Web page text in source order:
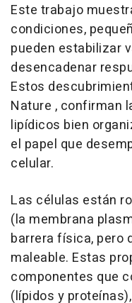
Este trabajo
condiciones,
pueden estabilizar
desencadenar
Estos
Nature , confirman
lipídicos bien
el papel que
celular.
Las células están
(la membrana
barrera física, pero
maleable. Estas
componentes que
(lípidos y